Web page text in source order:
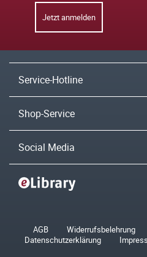
Jetzt anmelden
Service-Hotline
Shop-Service
Social Media
AGB Widerrufsbelehrung
Datenschutzerklärung